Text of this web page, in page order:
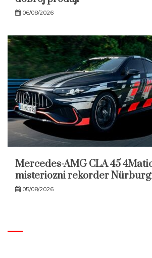
06/08/2026
Mercedes-AMG CLA 45
misteriozni rekorder
05/08/2026